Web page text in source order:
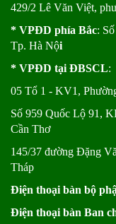
429/2 Lê Văn Việt,
* VPĐD phía Bắc:
Tp. Hà Nội
* VPĐD tại ĐBSCL:
05 Tổ 1 - KV1,
Số 959 Quốc Lộ 91,
Cần Thơ
145/37 đường Đặng
Tháp
Điện thoại bàn bộ
Điện thoại bàn Ban